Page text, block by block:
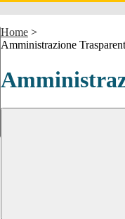
Home >
Amministrazione